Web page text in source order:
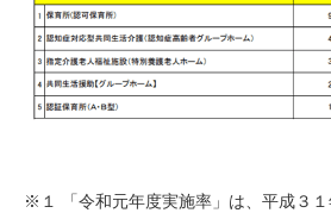
※１ 「令和元年度実施率」は、平成３